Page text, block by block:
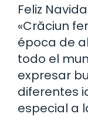
Feliz
«Crăciun
época de
todo el
expresar
diferentes
especial a